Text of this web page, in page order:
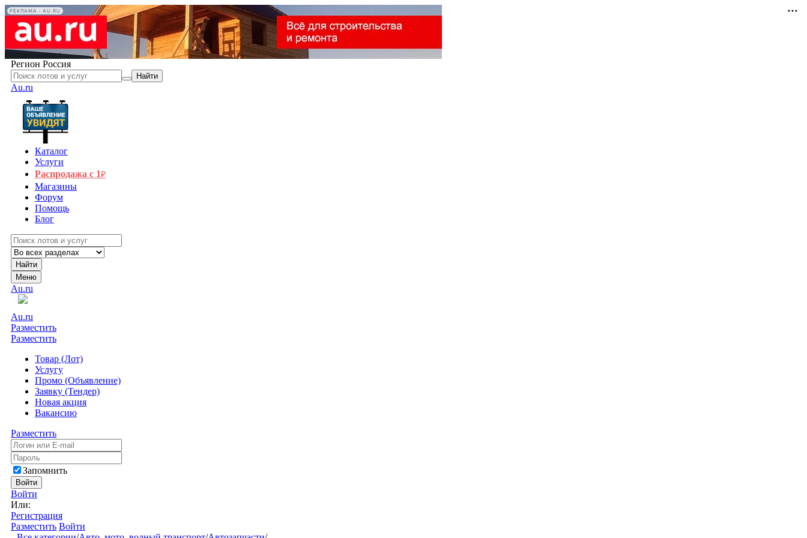
РЕКЛАМА • AU.RU
Регион Россия
Найти
Au.ru
Каталог
Услуги
Распродажа с 1₽
Магазины
Форум
Помощь
Блог
Найти
Меню
Au.ru
Au.ru
Разместить
Разместить
Товар (Лот)
Услугу
Промо (Объявление)
Заявку (Тендер)
Новая акция
Вакансию
Разместить
Запомнить
Войти
Войти
Или:
Регистрация
Разместить Войти